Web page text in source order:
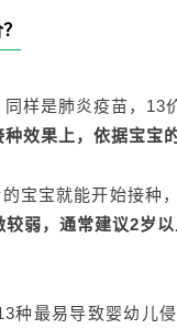
样是肺炎疫苗，13
效果上，依据宝宝
宝宝就能开始接种
弱，通常建议2岁
种最易导致婴幼儿